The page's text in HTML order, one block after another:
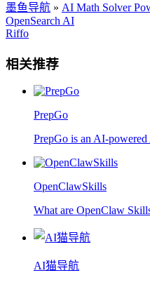
墨鱼导航 » AI Math Solver
OpenSearch AI
Riffo
相关推荐
PrepGo
PrepGo is an AI-powered
OpenClawSkills
What are OpenClaw
AI猫导航